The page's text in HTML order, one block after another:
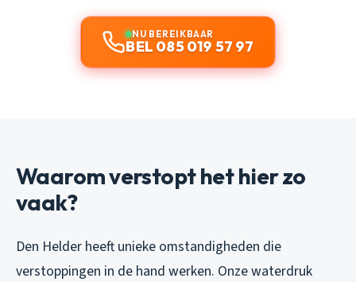
NU BEREIKBAAR
BEL 085 019 57 97
Waarom verstopt het hier zo
vaak?
Den Helder heeft unieke omstandigheden die
verstoppingen in de hand werken. Onze waterdruk